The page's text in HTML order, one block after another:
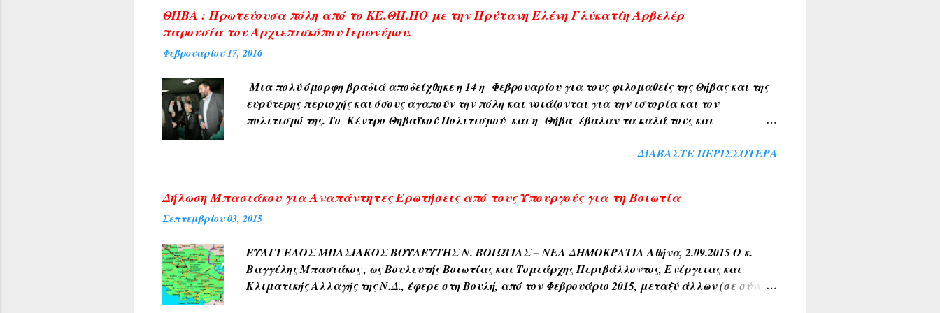
ΘΗΒΑ : Πρωτεύουσα πόλη από το ΚΕ.ΘΗ.ΠΟ με την Πρύτανη Ελένη Γλύκατζη Αρβελέρ
παρουσία του Αρχιεπισκόπου Ιερωνύμου.
Φεβρουαρίου 17, 2016
Μια πολύ όμορφη βραδιά αποδείχθηκε η 14 η Φεβρουαρίου για τους φιλομαθείς της Θήβας και της
ευρύτερης περιοχής και όσους αγαπούν την πόλη και νοιάζονται για την ιστορία και τον
πολιτισμό της. Το Κέντρο Θηβαϊκού Πολιτισμού και η Θήβα έβαλαν τα καλά τους και
πρύτανη του Πανεπιστημίου της Ευρώπης, Βυζαντινολόγο κα Ελένη Γλύκαντζη-Αρβελέρ η οποία
Κέντρου της Δημοτικής Κοινωφελούς Επιχείρησης πλέον των 200 ήταν όσοι παρέμειναν εκτός
αιθούσης ακούγοντας την ομιλήτρια από τα ηχεία που είχαν προβλεφθεί για το σκοπό αυτό. Ήταν
Αρχιεπισκόπου Αθηνών και πάσης ...
ΔΙΑΒΆΣΤΕ ΠΕΡΙΣΣΌΤΕΡΑ
Δήλωση Μπασιάκου για Αναπάντητες Ερωτήσεις από τους Υπουργούς για τη Βοιωτία
Σεπτεμβρίου 03, 2015
ΕΥΑΓΓΕΛΟΣ ΜΠΑΣΙΑΚΟΣ ΒΟΥΛΕΥΤΗΣ Ν. ΒΟΙΩΤΙΑΣ – ΝΕΑ ΔΗΜΟΚΡΑΤΙΑ Αθήνα, 2.09.2015 Ο κ.
Βαγγέλης Μπασιάκος , ως Bουλευτής Βοιωτίας και Τομεάρχης Περιβάλλοντος, Ενέργειας και
Κλιματικής Αλλαγής της Ν.Δ., έφερε στη Βουλή, από τον Φεβρουάριο 2015, μεταξύ άλλων (σε σύνολο